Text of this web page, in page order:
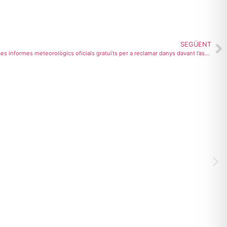
SEGÜENT
La Vila Joiosa ofereix als ciutadans informes informes meteorològics oficials gratuïts per a reclamar danys davant l’assegurança